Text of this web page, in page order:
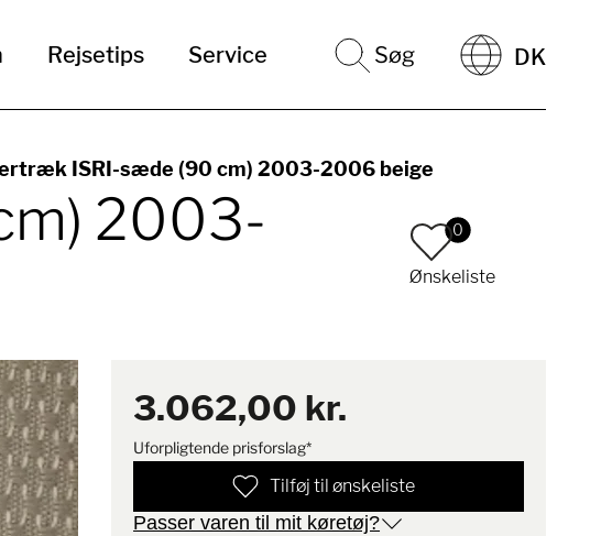
Rejsetips Service Søg DK
ISRI-sæde (90 cm) 2003-2006 beige
2003-
0
Ønskeliste
3.062,00 kr.
Uforpligtende prisforslag*
Tilføj til ønskeliste
Passer varen til mit køretøj?